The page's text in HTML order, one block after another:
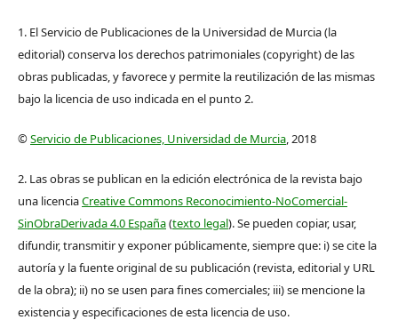
1. El Servicio de Publicaciones de la Universidad de Murcia (la
editorial) conserva los derechos patrimoniales (copyright) de las
obras publicadas, y favorece y permite la reutilización de las mismas
bajo la licencia de uso indicada en el punto 2.
©Servicio de Publicaciones, Universidad de Murcia, 2018
2. Las obras se publican en la edición electrónica de la revista bajo
una licenciaCreative Commons Reconocimiento-NoComercial-
SinObraDerivada 4.0 España(texto legal). Se pueden copiar, usar,
difundir, transmitir y exponer públicamente, siempre que: i) se cite la
autoría y la fuente original de su publicación (revista, editorial y URL
de la obra); ii) no se usen para fines comerciales; iii) se mencione la
existencia y especificaciones de esta licencia de uso.